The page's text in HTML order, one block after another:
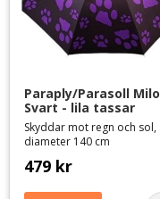
Paraply/Parasoll Milo
Svart - lila tassar
Skyddar mot regn och sol,
diameter 140 cm
479 kr